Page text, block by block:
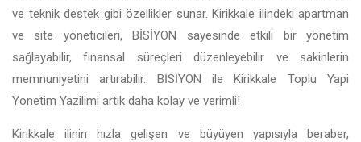
ve teknik destek gibi özellikler sunar. Kirikkale ilindeki apartman
ve site yöneticileri, BİSİYON sayesinde etkili bir yönetim
sağlayabilir, finansal süreçleri düzenleyebilir ve sakinlerin
memnuniyetini artırabilir. BİSİYON ile Kirikkale Toplu Yapi
Yonetim Yazilimi artık daha kolay ve verimli!
Kirikkale ilinin hızla gelişen ve büyüyen yapısıyla beraber,